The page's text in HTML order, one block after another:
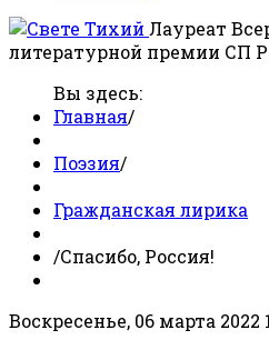
Лауреат
литературной премии СП
Вы здесь:
Главная/
Поэзия/
Гражданская лирика
/Спасибо, Россия!
Воскресенье, 06 марта 2022